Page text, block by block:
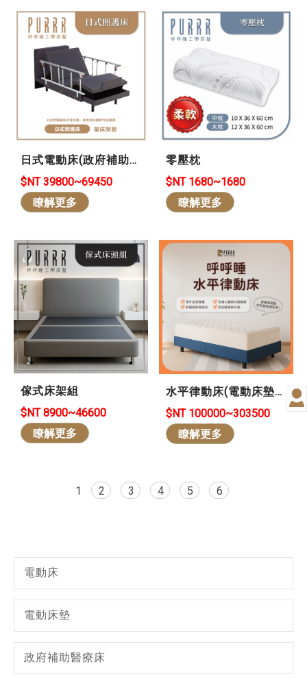
電動床
電動床墊
政府補助醫療床
日式電動床(政府補助
款)
$NT 39800~69450
瞭解更多
零壓枕
$NT 1680~1680
瞭解更多
傢式床架組
$NT 8900~46600
瞭解更多
水平律動床(電動床墊
款)
$NT 100000~303500
瞭解更多
1 2 3 4 5 6